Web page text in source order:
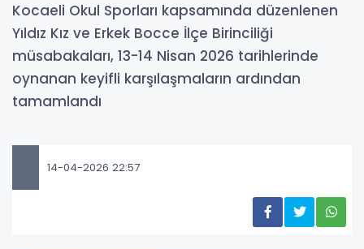
Kocaeli Okul Sporları kapsamında düzenlenen
Yıldız Kız ve Erkek Bocce İlçe Birinciliği
müsabakaları, 13-14 Nisan 2026 tarihlerinde
oynanan keyifli karşılaşmaların ardından
tamamlandı
14-04-2026 22:57